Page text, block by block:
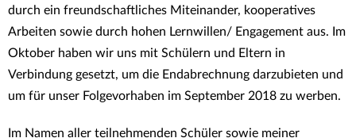
durch ein freundschaftliches Miteinander, kooperatives
Arbeiten sowie durch hohen Lernwillen/ Engagement aus. Im
Oktober haben wir uns mit Schülern und Eltern in
Verbindung gesetzt, um die Endabrechnung darzubieten und
um für unser Folgevorhaben im September 2018 zu werben.
Im Namen aller teilnehmenden Schüler sowie meiner